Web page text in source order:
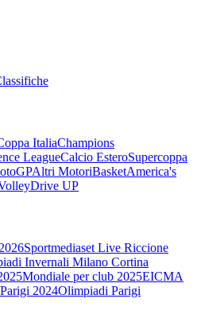
ItaliaChampions
LeagueCalcio EsteroSupercoppa
Altri MotoriBasketAmerica's
Drive UP
Sportmediaset Live Riccione
Invernali Milano Cortina
Mondiale per club 2025EICMA
2024Olimpiadi Parigi